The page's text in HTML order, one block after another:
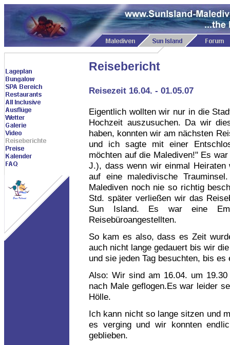
Reisebericht
Reisezeit 16.04. - 01.05.07
Eigentlich wollten wir nur in die
Hochzeit auszusuchen. Da wir
haben, konnten wir am nächsten
und ich sagte mit einer
möchten auf die Malediven!" Es
J.), dass wenn wir einmal Heiraten
auf eine maledivische
Malediven noch nie so richtig
Std. später verließen wir das
Sun Island. Es war eine
Reisebüroangestellten.
So kam es also, dass es Zeit
auch nicht lange gedauert bis wir
und sie jeden Tag besuchten, bis es
Also: Wir sind am 16.04. um
nach Male geflogen.Es war leider
Hölle.
Ich kann nicht so lange sitzen und
es verging und wir konnten
geblieben.